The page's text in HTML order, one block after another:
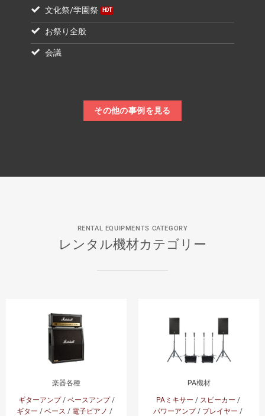
文化祭/学園祭
お祭り全般
会議
その他の事例を見る
RENTAL EQUIPMENTS CATEGORY
レンタル機材カテゴリー
楽器各種
ギターアンプ/ ベースアンプ/
ギター / ベース / 電子ピアノ /
PA機材
PAミキサー / スピーカー /
パワーアンプ/ プレイヤー /